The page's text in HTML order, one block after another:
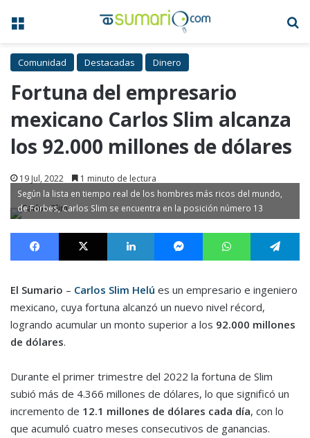
Menú
Comunidad Destacadas Dinero
Fortuna del empresario
mexicano Carlos Slim alcanza
los 92.000 millones de dólares
19 Jul, 2022 1 minuto de lectura
Según la lista en tiempo real de los hombres más ricos del mundo,
de Forbes, Carlos Slim se encuentra en la posición número 13
Facebook X LinkedIn MessengerWhatsApp
El Sumario – Carlos Slim Helú es un empresario e ingeniero
mexicano, cuya fortuna alcanzó un nuevo nivel récord,
logrando acumular un monto superior a los 92.000 millones
de dólares.
Durante el primer trimestre del 2022 la fortuna de Slim
subió más de 4.366 millones de dólares, lo que significó un
incremento de 12.1 millones de dólares cada día, con lo
que acumuló cuatro meses consecutivos de ganancias.